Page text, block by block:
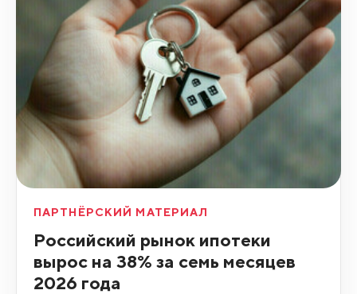
ПАРТНЁРСКИЙ МАТЕРИАЛ
Российский рынок ипотеки
вырос на 38% за семь месяцев
2026 года